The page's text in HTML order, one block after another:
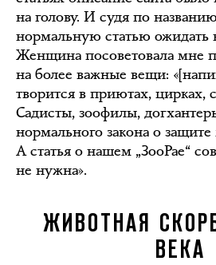
на голову. И судя по
нормальную статью ожидать
Женщина посоветовала мне
на более важные вещи:
творится в приютах, цирках,
Садисты, зоофилы,
нормального закона о
А статья о нашем „ЗооРае“
не нужна».
ЖИВОТНАЯ
ВЕКА